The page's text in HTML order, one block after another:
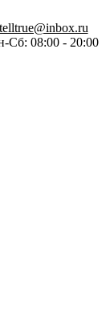
telltrue@inbox.ru
Сб: 08:00 - 20:00